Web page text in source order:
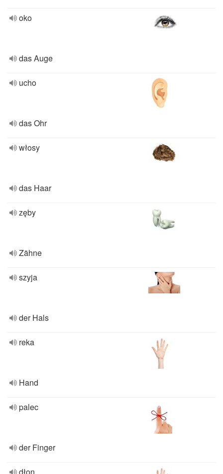
oko
das Auge
ucho
das Ohr
włosy
das Haar
zęby
Zähne
szyja
der Hals
reka
Hand
palec
der Finger